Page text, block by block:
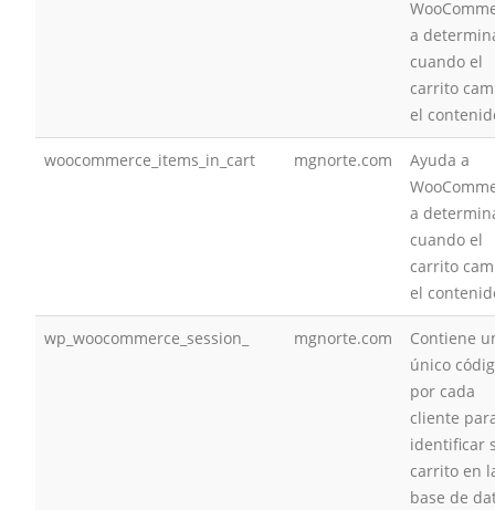
a
cuando el
carrito
el
woocommerce_items_in_cart mgnorte.com
Ayuda a
a
cuando el
carrito
el
wp_woocommerce_session_ mgnorte.com
Contiene
único
por cada
cliente
identificar
carrito en
base de